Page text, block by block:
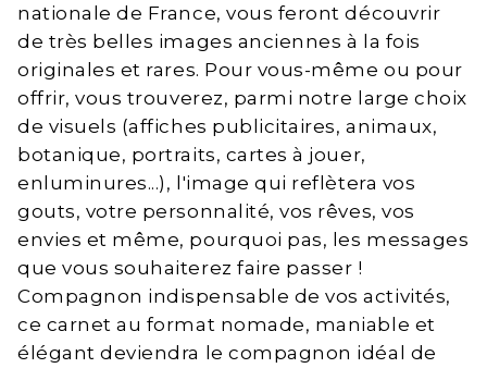
nationale de France, vous feront découvrir
de très belles images anciennes à la fois
originales et rares. Pour vous-même ou pour
offrir, vous trouverez, parmi notre large choix
de visuels (affiches publicitaires, animaux,
botanique, portraits, cartes à jouer,
enluminures...), l'image qui reflètera vos
gouts, votre personnalité, vos rêves, vos
envies et même, pourquoi pas, les messages
que vous souhaiterez faire passer !
Compagnon indispensable de vos activités,
ce carnet au format nomade, maniable et
élégant deviendra le compagnon idéal de